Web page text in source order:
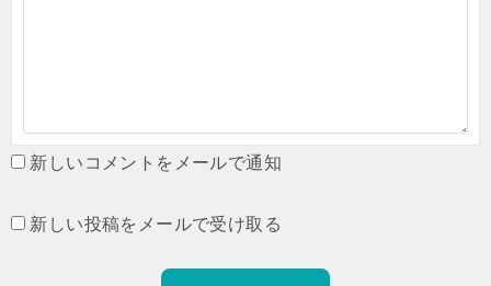
新しいコメントをメールで通知
新しい投稿をメールで受け取る